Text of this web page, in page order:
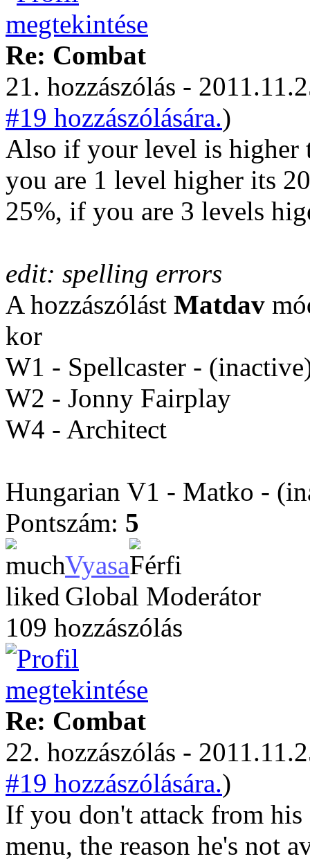
Re: Combat
21. hozzászólás -
#19 hozzászólására.)
Also if your level is higher
you are 1 level higher its
25%, if you are 3 levels
edit: spelling errors
A hozzászólást Matdav
kor
W1 - Spellcaster -
W2 - Jonny Fairplay
W4 - Architect
Hungarian V1 - Matko -
Pontszám: 5
Vyasa
Global Moderátor
109 hozzászólás
Re: Combat
22. hozzászólás -
#19 hozzászólására.)
If you don't attack from his
menu, the reason he's not